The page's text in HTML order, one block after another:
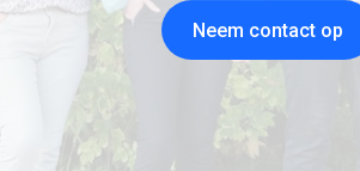
Neem contact op